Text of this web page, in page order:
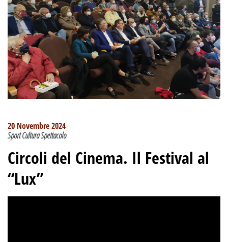
20 Novembre 2024
Sport Cultura Spettacolo
Circoli del Cinema. Il Festival al
“Lux”